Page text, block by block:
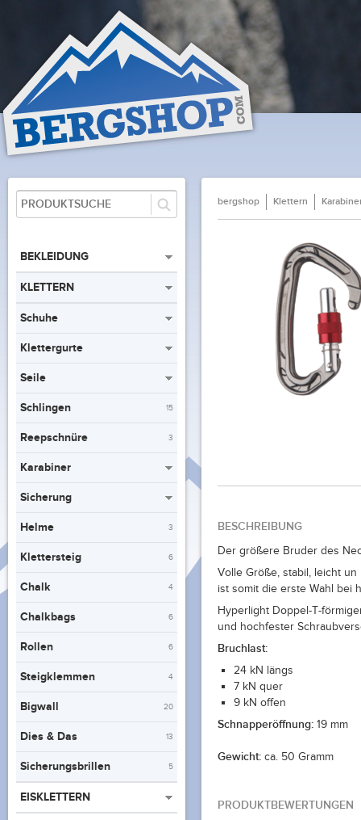
BEKLEIDUNG
KLETTERN
Schuhe
Klettergurte
Seile
Schlingen 15
Reepschnüre 3
Karabiner
Sicherung
Helme 3
Klettersteig 6
Chalk 4
Chalkbags 6
Rollen 6
Steigklemmen 4
Bigwall 20
Dies & Das 13
Sicherungsbrillen 5
EISKLETTERN
bergshop Klettern
BESCHREIBUNG
Der größere Bruder des
Volle Größe, stabil, leicht
ist somit die erste Wahl bei
Hyperlight Doppel-T-
und hochfester
Bruchlast:
24 kN längs
7 kN quer
9 kN offen
Schnapperöffnung: 19 mm
Gewicht: ca. 50 Gramm
PRODUKTBEWERTUNGEN